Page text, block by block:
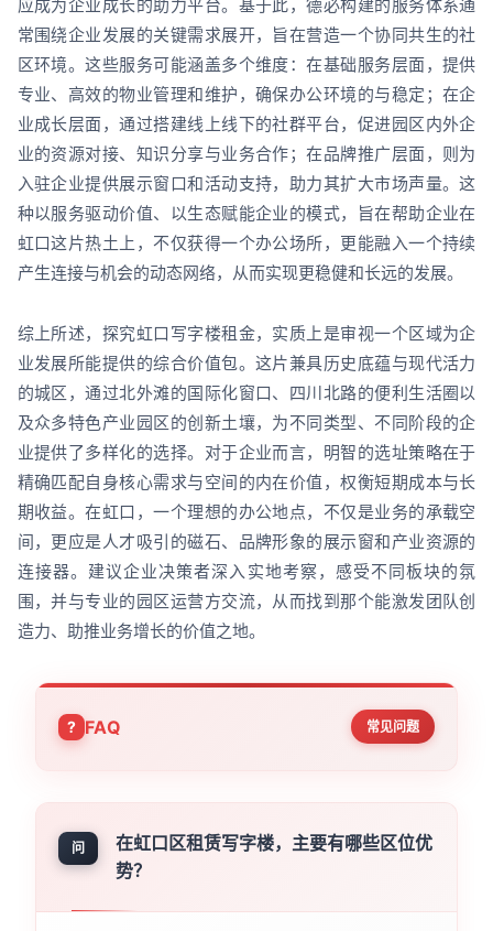
应成为企业成长的助力平台。基于此，德必构建的服务体系通
常围绕企业发展的关键需求展开，旨在营造一个协同共生的社
区环境。这些服务可能涵盖多个维度：在基础服务层面，提供
专业、高效的物业管理和维护，确保办公环境的与稳定；在企
业成长层面，通过搭建线上线下的社群平台，促进园区内外企
业的资源对接、知识分享与业务合作；在品牌推广层面，则为
入驻企业提供展示窗口和活动支持，助力其扩大市场声量。这
种以服务驱动价值、以生态赋能企业的模式，旨在帮助企业在
虹口这片热土上，不仅获得一个办公场所，更能融入一个持续
产生连接与机会的动态网络，从而实现更稳健和长远的发展。
综上所述，探究虹口写字楼租金，实质上是审视一个区域为企
业发展所能提供的综合价值包。这片兼具历史底蕴与现代活力
的城区，通过北外滩的国际化窗口、四川北路的便利生活圈以
及众多特色产业园区的创新土壤，为不同类型、不同阶段的企
业提供了多样化的选择。对于企业而言，明智的选址策略在于
精确匹配自身核心需求与空间的内在价值，权衡短期成本与长
期收益。在虹口，一个理想的办公地点，不仅是业务的承载空
间，更应是人才吸引的磁石、品牌形象的展示窗和产业资源的
连接器。建议企业决策者深入实地考察，感受不同板块的氛
围，并与专业的园区运营方交流，从而找到那个能激发团队创
造力、助推业务增长的价值之地。
FAQ 常见问题
问
在虹口区租赁写字楼，主要有哪些区位优
势？